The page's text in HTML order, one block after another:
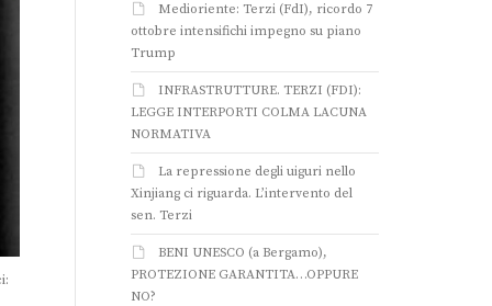
Medioriente: Terzi (FdI), ricordo 7
ottobre intensifichi impegno su piano
Trump
INFRASTRUTTURE. TERZI (FDI):
LEGGE INTERPORTI COLMA LACUNA
NORMATIVA
La repressione degli uiguri nello
Xinjiang ci riguarda. L’intervento del
sen. Terzi
BENI UNESCO (a Bergamo),
PROTEZIONE GARANTITA…OPPURE
NO?